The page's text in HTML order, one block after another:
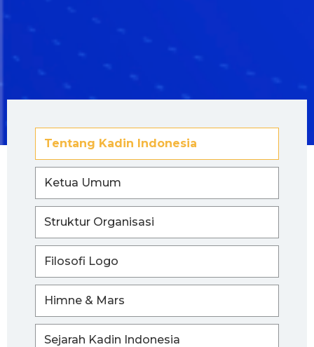
Tentang Kadin Indonesia
Ketua Umum
Struktur Organisasi
Filosofi Logo
Himne & Mars
Sejarah Kadin Indonesia